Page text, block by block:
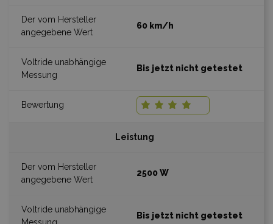
60 km/h
Bis jetzt nicht getestet
Leistung
2500 W
Bis jetzt nicht getestet